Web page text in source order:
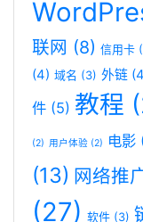
联网 (8) 信用卡
(4) 域名 (3) 外链
件 (5) 教程
(2) 用户体验 (2) 电影
(13) 网络推
(27) 软件 (3)